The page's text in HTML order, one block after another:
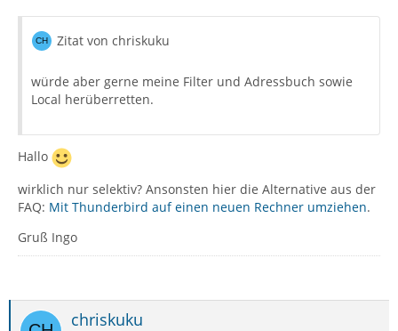
Zitat von chriskuku
würde aber gerne meine Filter und Adressbuch sowie
Local herüberretten.
Hallo
wirklich nur selektiv? Ansonsten hier die Alternative aus der
FAQ: Mit Thunderbird auf einen neuen Rechner umziehen.
Gruß Ingo
chriskuku